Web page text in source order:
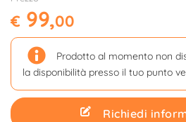
€ 99,00
Prodotto al momento non
la disponibilità presso il tuo punto
Richiedi